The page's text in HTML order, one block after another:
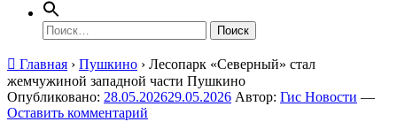
Найти:
Главная › Пушкино › Лесопарк «Северный» стал
жемчужиной западной части Пушкино
Опубликовано: 28.05.202629.05.2026 Автор: Гис Новости —
Оставить комментарий